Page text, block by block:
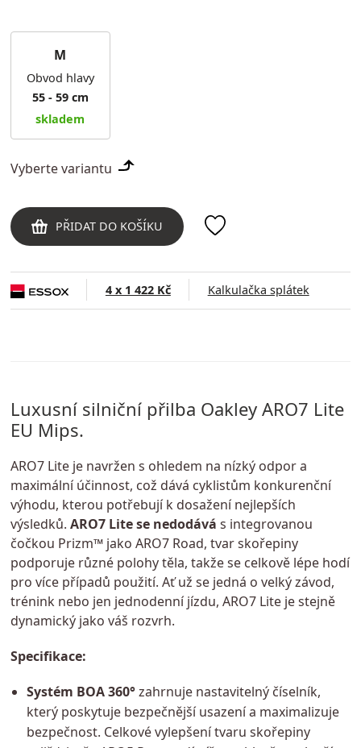
M
Obvod hlavy
55 - 59 cm
skladem
Vyberte variantu
PŘIDAT DO KOŠÍKU
4 x 1 422 Kč Kalkulačka splátek
Luxusní silniční přilba Oakley ARO7 Lite
EU Mips.
ARO7 Lite je navržen s ohledem na nízký odpor a
maximální účinnost, což dává cyklistům konkurenční
výhodu, kterou potřebují k dosažení nejlepších
výsledků. ARO7 Lite se nedodává s integrovanou
čočkou Prizm™ jako ARO7 Road, tvar skořepiny
podporuje různé polohy těla, takže se celkově lépe hodí
pro více případů použití. Ať už se jedná o velký závod,
trénink nebo jen jednodenní jízdu, ARO7 Lite je stejně
dynamický jako váš rozvrh.
Specifikace:
Systém BOA 360°zahrnuje nastavitelný číselník,
který poskytuje bezpečnější usazení a maximalizuje
bezpečnost. Celkové vylepšení tvaru skořepiny